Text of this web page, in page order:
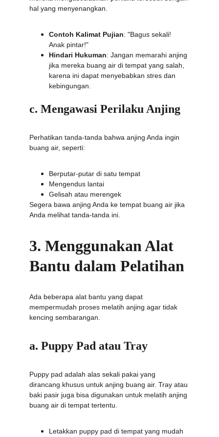
hal yang menyenangkan.
Contoh Kalimat Pujian: "Bagus sekali!
Anak pintar!"
Hindari Hukuman: Jangan memarahi anjing
jika mereka buang air di tempat yang salah,
karena ini dapat menyebabkan stres dan
kebingungan.
c. Mengawasi Perilaku Anjing
Perhatikan tanda-tanda bahwa anjing Anda ingin
buang air, seperti:
Berputar-putar di satu tempat
Mengendus lantai
Gelisah atau merengek
Segera bawa anjing Anda ke tempat buang air jika
Anda melihat tanda-tanda ini.
3. Menggunakan Alat
Bantu dalam Pelatihan
Ada beberapa alat bantu yang dapat
mempermudah proses melatih anjing agar tidak
kencing sembarangan.
a. Puppy Pad atau Tray
Puppy pad adalah alas sekali pakai yang
dirancang khusus untuk anjing buang air. Tray atau
baki pasir juga bisa digunakan untuk melatih anjing
buang air di tempat tertentu.
Letakkan puppy pad di tempat yang mudah